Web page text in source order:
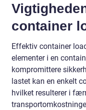
container
Effektiv container
elementer i en
kompromittere
lastet kan en enkelt
hvilket resulterer i